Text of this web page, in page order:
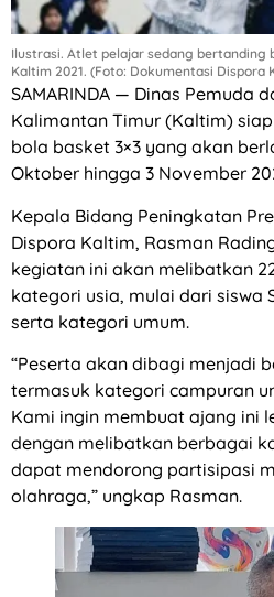
Ilustrasi. Atlet pelajar sedang bertanding
Kaltim 2021. (Foto: Dokumentasi Dispora
SAMARINDA — Dinas Pemuda
Kalimantan Timur (Kaltim)
bola basket 3×3 yang akan
Oktober hingga 3 November
Kepala Bidang Peningkatan
Dispora Kaltim, Rasman
kegiatan ini akan melibatkan
kategori usia, mulai dari siswa
serta kategori umum.
“Peserta akan dibagi menjadi
termasuk kategori campuran
Kami ingin membuat ajang ini
dengan melibatkan berbagai
dapat mendorong partisipasi
olahraga,” ungkap Rasman.